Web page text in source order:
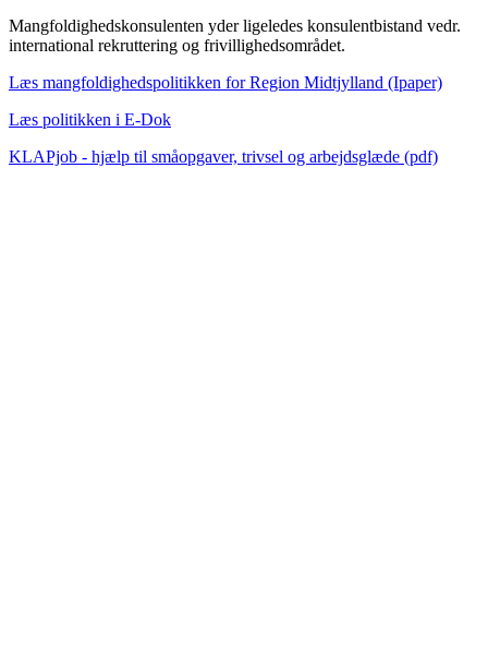
Mangfoldighedskonsulenten yder ligeledes konsulentbistand vedr.
international rekruttering og frivillighedsområdet.
Læs mangfoldighedspolitikken for Region Midtjylland (Ipaper)
Læs politikken i E-Dok
KLAPjob - hjælp til småopgaver, trivsel og arbejdsglæde (pdf)